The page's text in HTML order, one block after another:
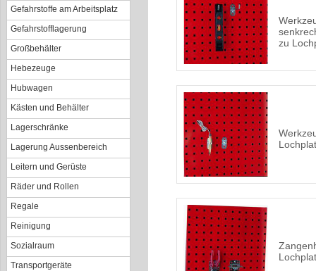
Gefahrstoffe am Arbeitsplatz
Gefahrstofflagerung
Großbehälter
Hebezeuge
Hubwagen
Kästen und Behälter
Lagerschränke
Lagerung Aussenbereich
Leitern und Gerüste
Räder und Rollen
Regale
Reinigung
Sozialraum
Transportgeräte
zu